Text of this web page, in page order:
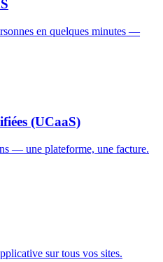
en quelques minutes —
(UCaaS)
— une plateforme, une facture.
sur tous vos sites.